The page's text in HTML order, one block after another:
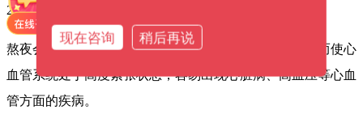
2.容易引发心血管疾病
熬夜会增加交感神经的活性，导致心率和血压升高，进而使心
血管系统处于高度紧张状态，容易出现心脏病、高血压等心血
管方面的疾病。
现在咨询 稍后再说